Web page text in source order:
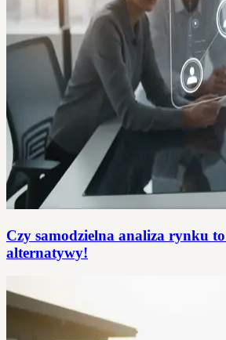
Czy samodzielna analiza rynku
alternatywy!